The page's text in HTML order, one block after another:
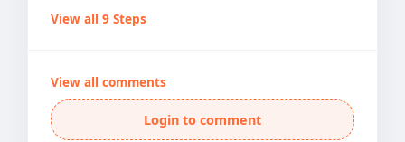
View all 9 Steps
View all comments
Login to comment